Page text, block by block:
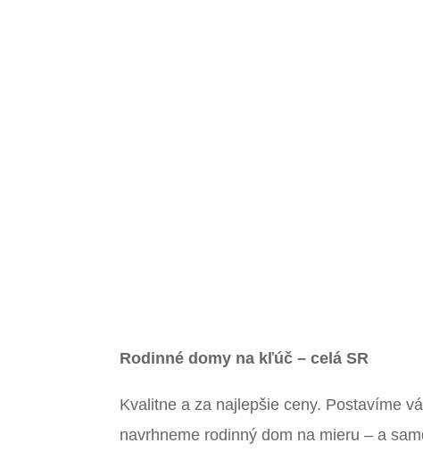
Rodinné domy na kľúč – celá SR
Kvalitne a za najlepšie ceny. Postavíme
navrhneme rodinný dom na mieru – a